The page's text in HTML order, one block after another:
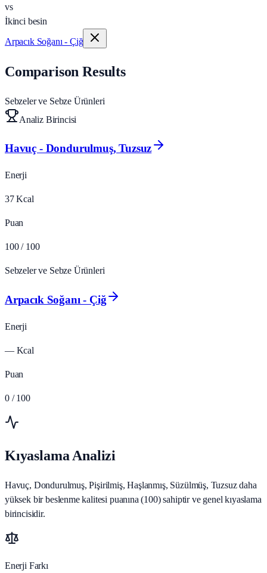
vs
İkinci besin
Arpacık Soğanı - Çiğ
Comparison Results
Sebzeler ve Sebze Ürünleri
Analiz Birincisi
Havuç - Dondurulmuş, Tuzsuz
Enerji
37 Kcal
Puan
100 / 100
Sebzeler ve Sebze Ürünleri
Arpacık Soğanı - Çiğ
Enerji
— Kcal
Puan
0 / 100
Kıyaslama Analizi
Havuç, Dondurulmuş, Pişirilmiş, Haşlanmış, Süzülmüş, Tuzsuz daha
yüksek bir beslenme kalitesi puanına (100) sahiptir ve genel kıyaslama
birincisidir.
Enerji Farkı